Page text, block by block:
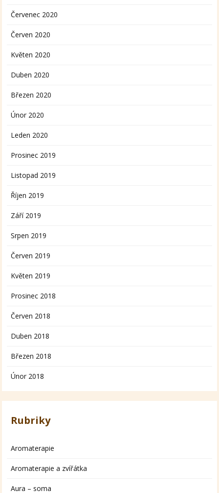
Červenec 2020
Červen 2020
Květen 2020
Duben 2020
Březen 2020
Únor 2020
Leden 2020
Prosinec 2019
Listopad 2019
Říjen 2019
Září 2019
Srpen 2019
Červen 2019
Květen 2019
Prosinec 2018
Červen 2018
Duben 2018
Březen 2018
Únor 2018
Rubriky
Aromaterapie
Aromaterapie a zvířátka
Aura – soma